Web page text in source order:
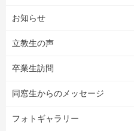
お知らせ
立教生の声
卒業生訪問
同窓生からのメッセージ
フォトギャラリー